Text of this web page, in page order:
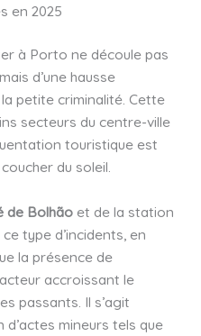
en 2025
à Porto ne découle pas
d’une hausse
petite criminalité. Cette
secteurs du centre-ville
touristique est
du soleil.
de Bolhãoet de la station
type d’incidents, en
la présence de
accroissant le
passants. Il s’agit
mineurs tels que